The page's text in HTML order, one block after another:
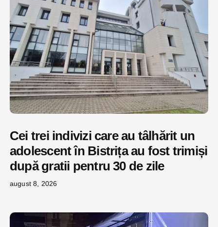
Cei trei indivizi care au tâlhărit un
adolescent în Bistrița au fost trimiși
după gratii pentru 30 de zile
august 8, 2026